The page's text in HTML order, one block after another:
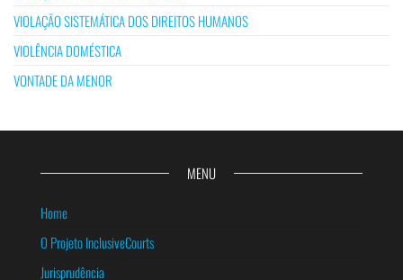
VIOLAÇÃO SISTEMÁTICA DOS DIREITOS HUMANOS
VIOLÊNCIA DOMÉSTICA
VONTADE DA MENOR
MENU
Home
O Projeto InclusiveCourts
Jurisprudência